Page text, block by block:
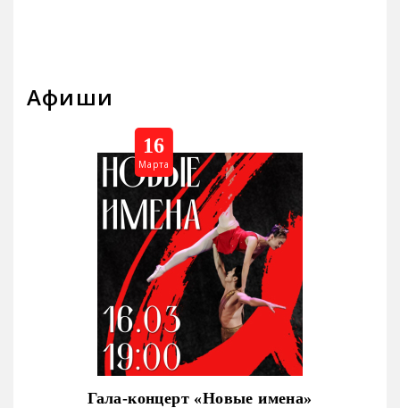
Афиши
16
Марта
Гала-концерт «Новые имена»